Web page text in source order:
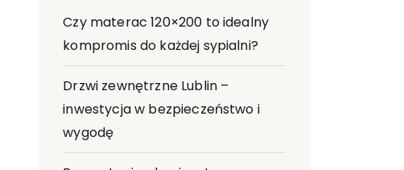
Czy materac 120×200 to idealny
kompromis do każdej sypialni?
Drzwi zewnętrzne Lublin –
inwestycja w bezpieczeństwo i
wygodę